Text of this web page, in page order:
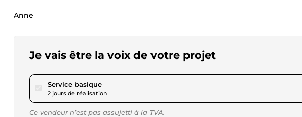
Anne
Je vais être la voix de votre projet
Service basiquepour 17,32 $US
2 jours de réalisation
Ce vendeur n’est pas assujetti à la TVA.